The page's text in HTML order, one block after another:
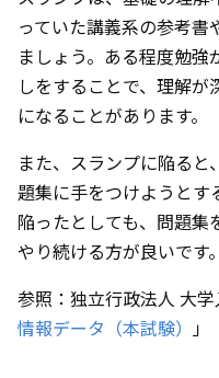
っていた講義系の参考書
ましょう。ある程度勉
しをすることで、理解
になることがあります。
また、スランプに陥る
題集に手をつけようとす
陥ったとしても、問題集
やり続ける方が良いです。
参照：独立行政法人 大
情報データ（本試験） 」